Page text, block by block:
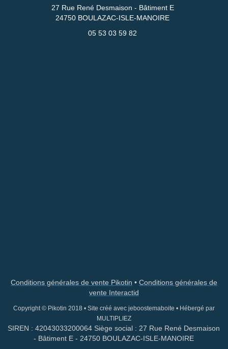
27 Rue René Desmaison - Bâtiment E
24750 BOULAZAC-ISLE-MANOIRE
05 53 03 59 82
Conditions générales de vente Pikotin • Conditions générales de
vente Interactid
Copyright © Pikotin 2018 • Site créé avec jeboostemaboite • Hébergé par
MULTI PLIEZ
SIREN : 42043033200064 Siège social : 27 Rue René Desmaison
- Bâtiment E - 24750 BOULAZAC-ISLE-MANOIRE